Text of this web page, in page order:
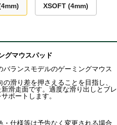
XSOFT (4mm)
グマウスパッド
ランスモデルのゲーミングマウス
滑り差を押さえることを目指し、
滑走面です。適度な滑り出しとブレ
ポートします。
仕様等は予告なく変更される場合